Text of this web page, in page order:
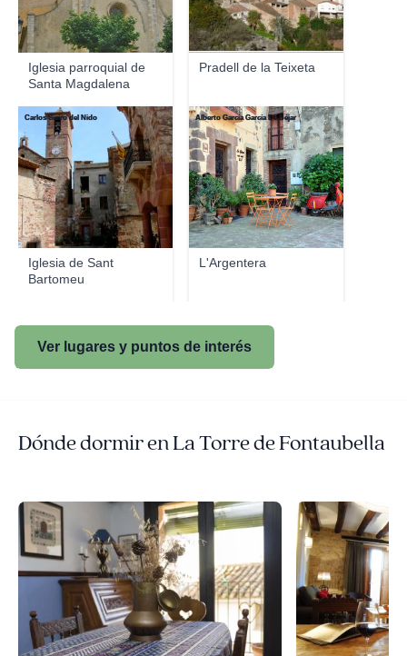
Iglesia parroquial de
Santa Magdalena
Pradell de la Teixeta
Iglesia de Sant
Bartomeu
Carlos Sieiro del Nido
L'Argentera
Alberto Garcia García De Béjar
Ver lugares y puntos de interés
Dónde dormir en La Torre de Fontaubella